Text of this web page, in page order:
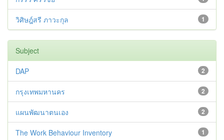
1
วิศิษฎ์สรี ภาวะกุล
Subject
2
DAP
2
กรุงเทพมหานคร
2
แผนพัฒนาตนเอง
1
The Work Behaviour Inventory